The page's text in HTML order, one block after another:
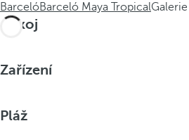
BarcelóBarceló Maya TropicalGalerie
Pokoj
Zařízení
Pláž